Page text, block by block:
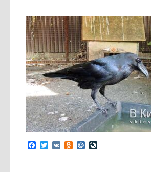
Facebook
Twitter
VK Odnoklassniki
Mail.Ru